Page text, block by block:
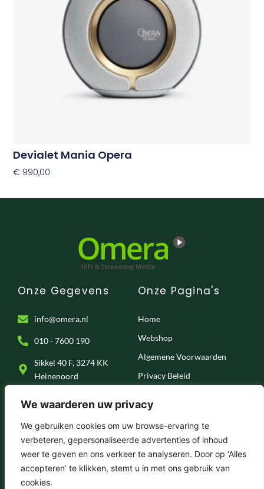
We waarderen uw privacy
We gebruiken cookies om uw browse-ervaring te
verbeteren, gepersonaliseerde advertenties of inhoud
weer te geven en ons verkeer te analyseren. Door op ‘Alles
accepteren’ te klikken, stemt u in met ons gebruik van
cookies.
Devialet Mania Opera
€ 990,00
Onze Gegevens
info@omera.nl
010 - 7600 190
Sikkel 40 F, 3274 KK
Heinenoord
Onze Pagina's
Home
Webshop
Algemene Voorwaarden
Privacy Beleid
F
a
c
e
b
I
n
s
t
a
T
i
k
t
Y
o
u
t
© 2025 . Omera – Hifi & Streaming Media